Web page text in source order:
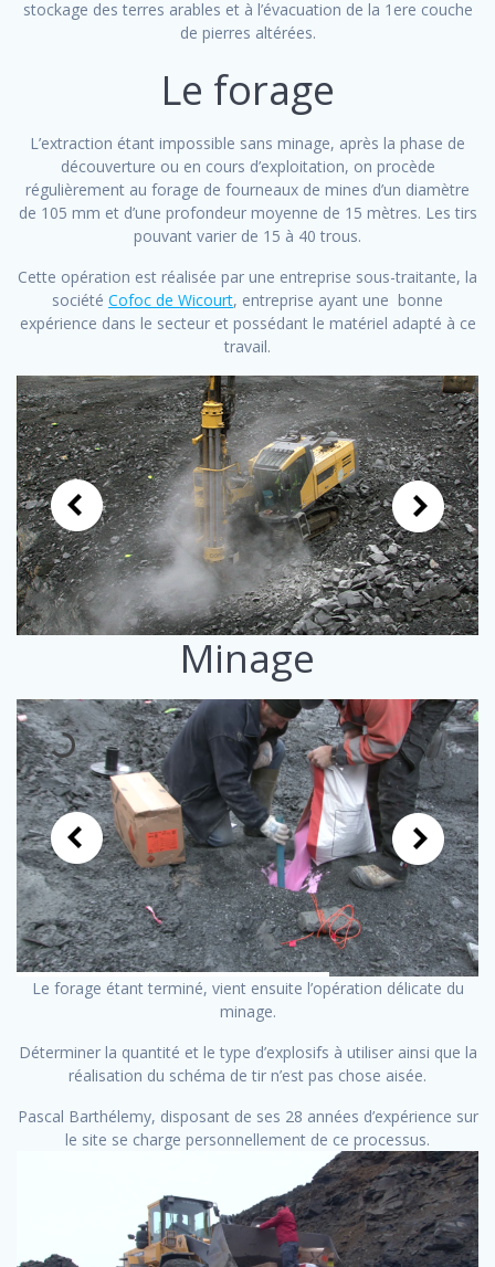
stockage des terres arables et à l’évacuation de la 1ere couche
de pierres altérées.
Le forage
L’extraction étant impossible sans minage, après la phase de
découverture ou en cours d’exploitation, on procède
régulièrement au forage de fourneaux de mines d’un diamètre
de 105 mm et d’une profondeur moyenne de 15 mètres. Les tirs
pouvant varier de 15 à 40 trous.
Cette opération est réalisée par une entreprise sous-traitante, la
société Cofoc de Wicourt, entreprise ayant une bonne
expérience dans le secteur et possédant le matériel adapté à ce
travail.
Minage
Le forage étant terminé, vient ensuite l’opération délicate du
minage.
Déterminer la quantité et le type d’explosifs à utiliser ainsi que la
réalisation du schéma de tir n’est pas chose aisée.
Pascal Barthélemy, disposant de ses 28 années d’expérience sur
le site se charge personnellement de ce processus.